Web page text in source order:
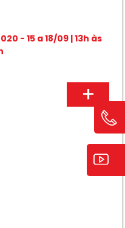
- 15 a 18/09 | 13h às